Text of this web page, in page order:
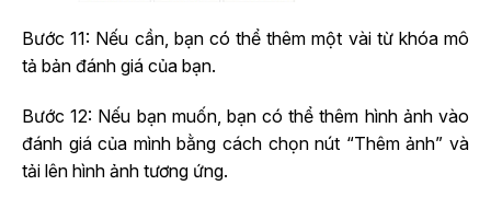
Bước 11: Nếu cần, bạn có thể thêm một vài từ khóa mô
tả bản đánh giá của bạn.
Bước 12: Nếu bạn muốn, bạn có thể thêm hình ảnh vào
đánh giá của mình bằng cách chọn nút “Thêm ảnh” và
tải lên hình ảnh tương ứng.